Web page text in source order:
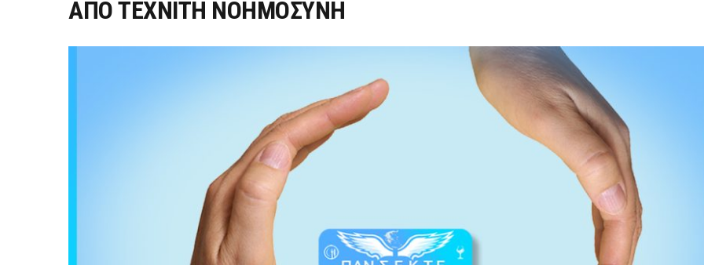
–
ΑΠΟ ΤΕΧΝΙΤΗ ΝΟΗΜΟΣΥΝΗ